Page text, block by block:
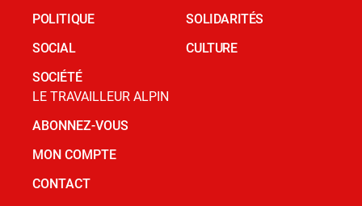
POLITIQUE
SOCIAL
SOCIÉTÉ
SOLIDARITÉS
CULTURE
LE TRAVAILLEUR ALPIN
ABONNEZ-VOUS
MON COMPTE
CONTACT